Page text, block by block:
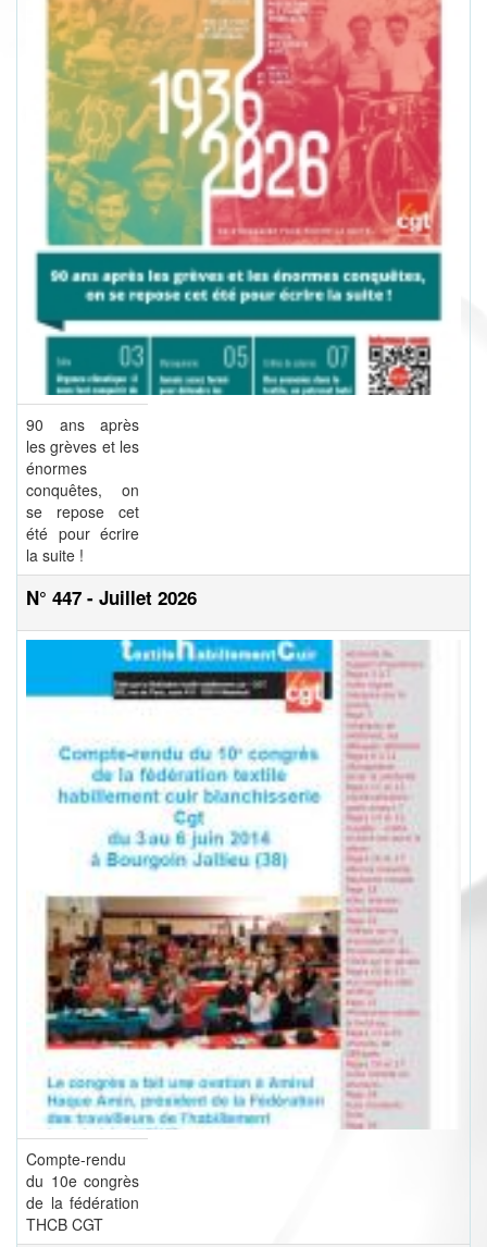
90 ans après
les grèves et les
énormes
conquêtes, on
se repose cet
été pour écrire
la suite !
N° 447 - Juillet 2026
Compte-rendu
du 10e congrès
de la fédération
THCB CGT